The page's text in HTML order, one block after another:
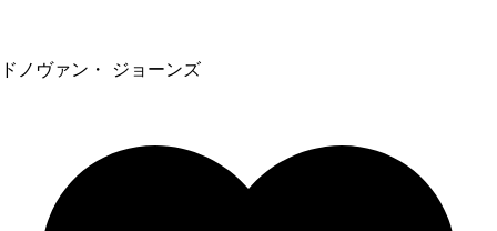
ドノヴァン・ ジョーンズ